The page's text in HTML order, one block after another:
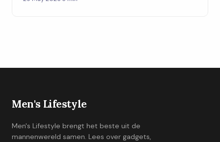
Men's Lifestyle
Men's Lifestyle brengt het beste uit de
mannenwereld samen. Lees over gadgets,